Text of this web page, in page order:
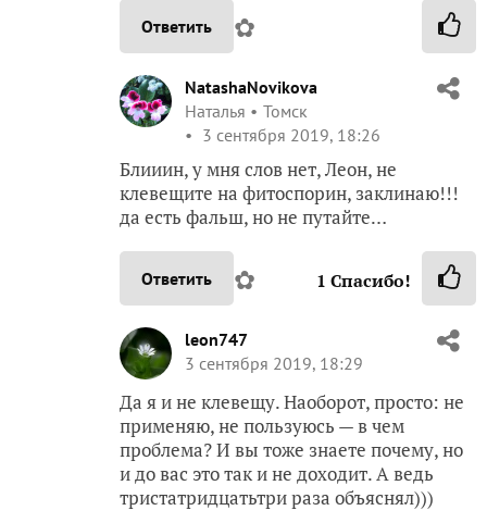
Ответить ✿
NatashaNovikova
Наталья
Томск
3 сентября 2019, 18:26
Блииин, у мня слов нет, Леон, не
клевещите на фитоспорин, заклинаю!!!
да есть фальш, но не путайте…
Ответить ✿ 1 Спасибо!
leon747
3 сентября 2019, 18:29
Да я и не клевещу. Наоборот, просто: не
применяю, не пользуюсь — в чем
проблема? И вы тоже знаете почему, но
и до вас это так и не доходит. А ведь
тристатридцатьтри раза объяснял)))